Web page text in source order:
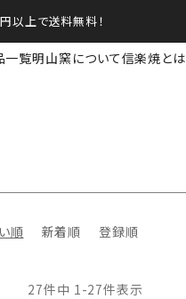
以上で送料無料！
一覧明山窯について信楽焼とは
順 新着順 登録順
27件中 1 -27件表示